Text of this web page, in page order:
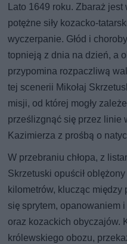
Lato 1649 roku. Zbaraż
potężne siły kozacko-
wyczerpanie. Głód i
topnieją z dnia na dzień, a
przypomina rozpaczliwą
tej scenerii Mikołaj
misji, od której mogły
prześlizgnąć się przez linie
Kazimierza z prośbą o
W przebraniu chłopa, z
Skrzetuski opuścił
kilometrów, klucząc
się sprytem, opanowaniem
oraz kozackich obyczajów.
królewskiego obozu,